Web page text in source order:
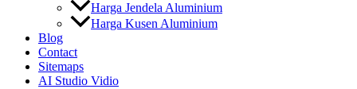
Harga Jendela Aluminium
Harga Kusen Aluminium
Blog
Contact
Sitemaps
AI Studio Vidio